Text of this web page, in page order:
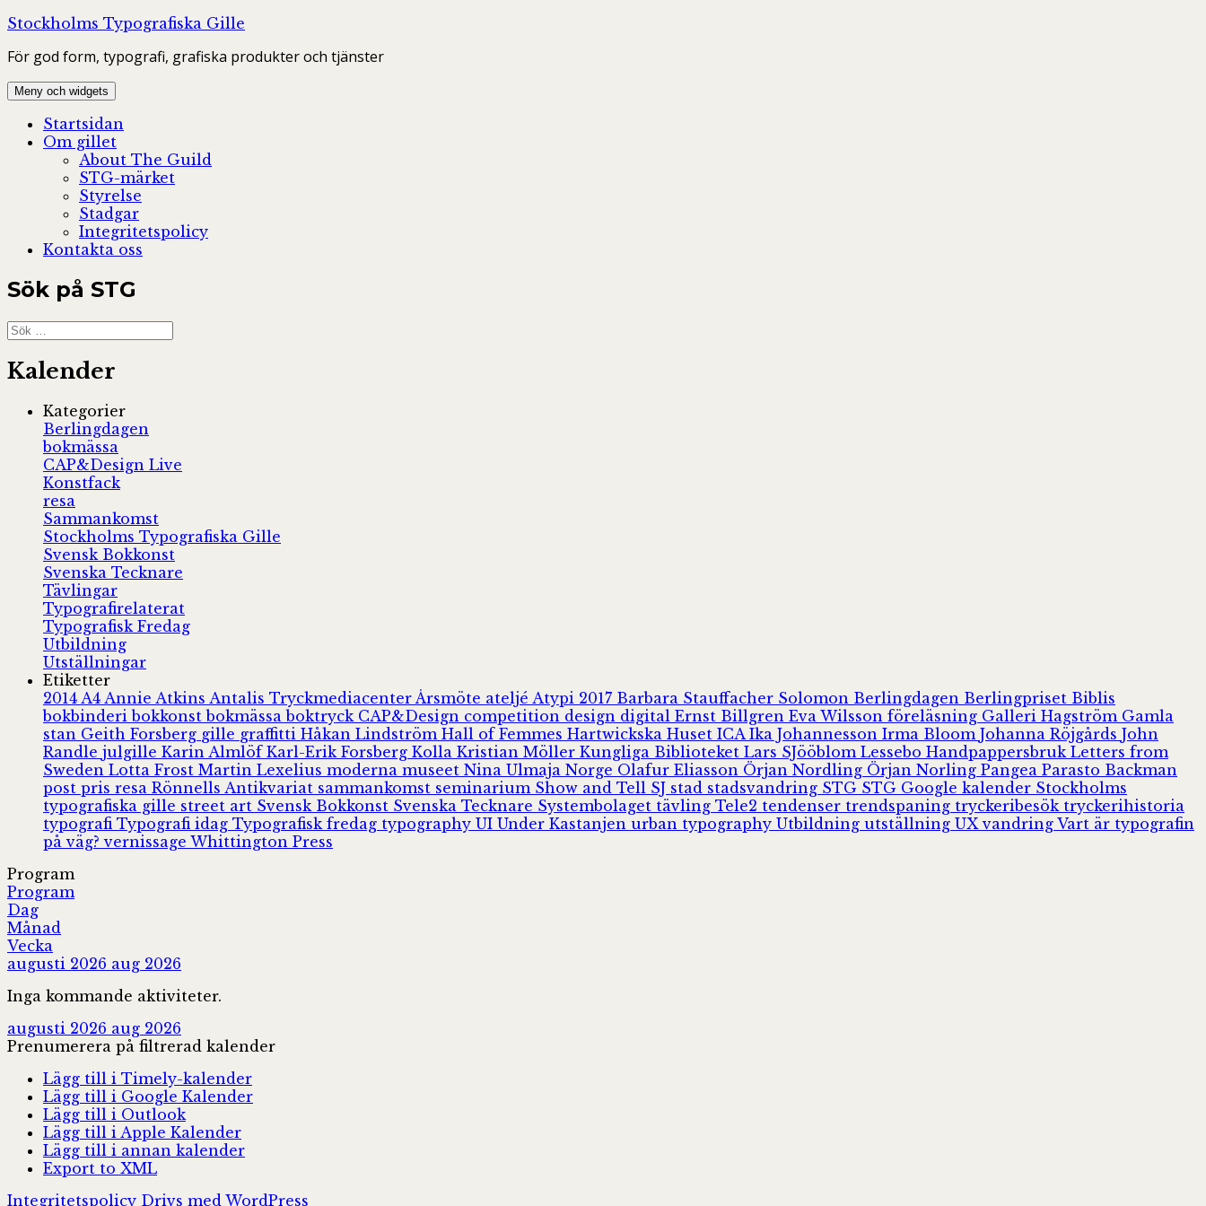
Hoppa
innehåll
Stockholms Typografiska Gille
För god form, typografi, grafiska produkter och tjänster
Meny och widgets
Startsidan
Om gillet
About The Guild
STG-märket
Styrelse
Stadgar
Integritetspolicy
Kontakta oss
Sök på STG
Sök
efter:
Kalender
Kategorier
Berlingdagen
bokmässa
CAP&Design Live
Konstfack
resa
Sammankomst
Stockholms Typografiska Gille
Svensk Bokkonst
Svenska Tecknare
Tävlingar
Typografirelaterat
Typografisk Fredag
Utbildning
Utställningar
Etiketter
2014 A4 Annie Atkins Antalis Tryckmediacenter Årsmöte ateljé Atypi 2017 Barbara Stauffacher Solomon Berlingdagen Berlingpriset Biblis
bokbinderibokkonstbokmässaboktryck CAP&Design competition design digital Ernst Billgren Eva Wilsson föreläsning Galleri Hagström Gamla
stan Geith Forsberg gille graffitti Håkan Lindström Hall of Femmes Hartwickska Huset ICA Ika Johannesson Irma Bloom Johanna Röjgårds John
Randle julgille Karin Almlöf Karl-Erik Forsberg Kolla Kristian Möller Kungliga Biblioteket Lars SJööblom Lessebo Handpappersbruk Letters from
Sweden Lotta Frost Martin Lexelius moderna museet Nina Ulmaja Norge Olafur Eliasson Örjan Nordling Örjan Norling Pangea Parasto Backman
post pris resa Rönnells Antikvariat sammankomst seminarium Show and Tell SJ stad stadsvandring STG STG Google kalender Stockholms
typografiska gille street art Svensk Bokkonst Svenska Tecknare Systembolaget tävling Tele2 tendenser trendspaning tryckeribesök tryckerihistoria
typografi Typografi idag Typografisk fredag typography UI Under Kastanjen urban typography Utbildning utställning UXvandring Vart är typografin
på väg?vernissage Whittington Press
Program
Program
Dag
Månad
Vecka
augusti 2026 aug 2026
Inga kommande aktiviteter.
augusti 2026 aug 2026
Prenumerera på filtrerad kalender
Lägg till i Timely-kalender
Lägg till i Google Kalender
Lägg till i Outlook
Lägg till i Apple Kalender
Lägg till i annan kalender
Export to XML
Integritetspolicy Drivs med WordPress